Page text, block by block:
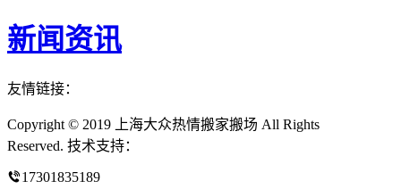
新闻资讯
友情链接：
Copyright © 2019 上海大众热情搬家搬场 All Rights
Reserved. 技术支持：
17301835189